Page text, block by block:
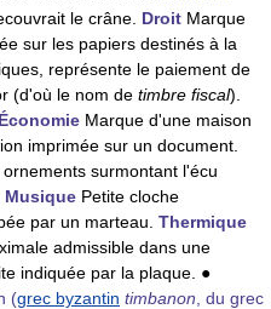
le crâne. Droit Marque
sur les papiers destinés à la
représente le paiement de
(d'où le nom de timbre fiscal).
Économie Marque d'une maison
imprimée sur un document.
surmontant l'écu
Musique Petite cloche
par un marteau. Thermique
admissible dans une
indiquée par la plaque. ●
(grec byzantin timbanon , du grec